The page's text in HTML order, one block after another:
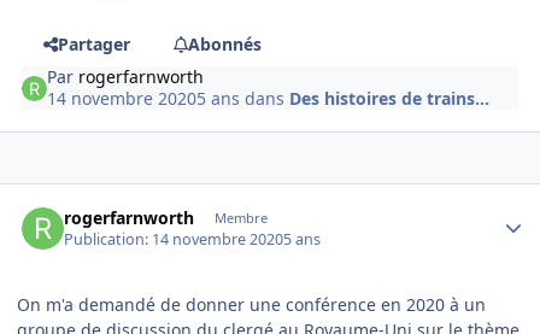
Partager
Abonnés
Par rogerfarnworth
14 novembre 20205 ans dans Des histoires de trains...
rogerfarnworth Membre
Publication: 14 novembre 20205 ans
On m'a demandé de donner une conférence en 2020 à un